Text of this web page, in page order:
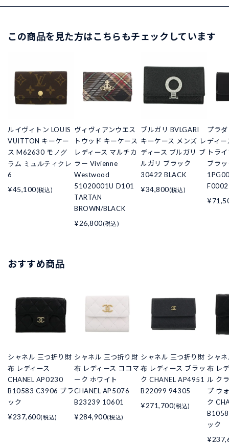
この商品を見た方はこちらもチェックしています
ルイヴィトン LOUIS
VUITTON キーケー
ス M62630 モノグ
ラム ミュルティクレ
6
¥45,100(税込)
ヴィヴィアンウエス
トウッド キーケース
レディース マルチカ
ラー Vivienne
Westwood
51020001U D101
TARTAN
BROWN/BLACK
¥26,800(税込)
ブルガリ BVLGARI
キーケース メンズ レ
ディース ブルガリ ブ
ルガリ ブラック
30422 BLACK
¥34,800(税込)
プラ
ディ
トラ
ブラ
F0002
おすすめ商品
シャネル 三つ折り財
布 レディース
CHANEL AP0230
B10583 C3906 ブラ
ック
¥237,600(税込)
シャネル 三つ折り財
布 レディース ココマ
ーク ホワイト
CHANEL AP5076
B23239 10601
¥284,900(税込)
シャネル 三つ折り財
布 レディース ブラッ
ク CHANEL AP4951
B22099 94305
¥271,700(税込)
シャ
布 レ
ル ク
プ ウ
ク
ック